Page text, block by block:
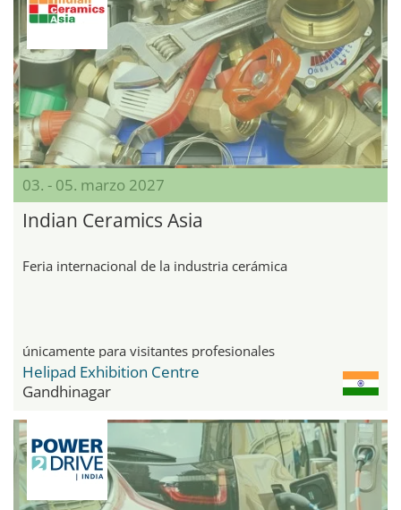
03. - 05. marzo 2027
Indian Ceramics Asia
Feria internacional de la industria cerámica
únicamente para visitantes profesionales
Helipad Exhibition Centre
Gandhinagar